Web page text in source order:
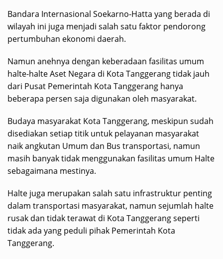
Bandara Internasional Soekarno-Hatta yang berada di
wilayah ini juga menjadi salah satu faktor pendorong
pertumbuhan ekonomi daerah.
Namun anehnya dengan keberadaan fasilitas umum
halte-halte Aset Negara di Kota Tanggerang tidak jauh
dari Pusat Pemerintah Kota Tanggerang hanya
beberapa persen saja digunakan oleh masyarakat.
Budaya masyarakat Kota Tanggerang, meskipun sudah
disediakan setiap titik untuk pelayanan masyarakat
naik angkutan Umum dan Bus transportasi, namun
masih banyak tidak menggunakan fasilitas umum Halte
sebagaimana mestinya.
Halte juga merupakan salah satu infrastruktur penting
dalam transportasi masyarakat, namun sejumlah halte
rusak dan tidak terawat di Kota Tanggerang seperti
tidak ada yang peduli pihak Pemerintah Kota
Tanggerang.